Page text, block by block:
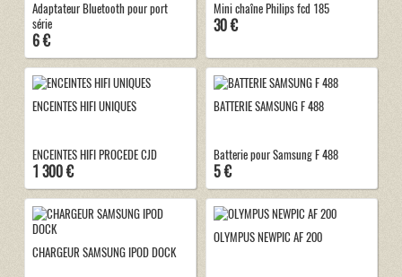
Adaptateur Bluetooth pour port
série
6 €
Mini chaîne Philips fcd 185
30 €
ENCEINTES HIFI UNIQUES
ENCEINTES HIFI PROCEDE CJD
1 300 €
BATTERIE SAMSUNG F 488
Batterie pour Samsung F 488
5 €
CHARGEUR SAMSUNG IPOD DOCK
OLYMPUS NEWPIC AF 200